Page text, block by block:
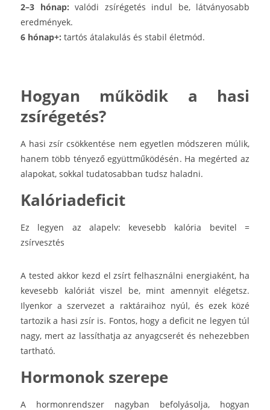
2–3 hónap: valódi zsírégetés indul be, látványosabb
eredmények.
6 hónap+: tartós átalakulás és stabil életmód.
Hogyan működik a hasi
zsírégetés?
A hasi zsír csökkentése nem egyetlen módszeren múlik,
hanem több tényező együttműködésén. Ha megérted az
alapokat, sokkal tudatosabban tudsz haladni.
Kalóriadeficit
Ez legyen az alapelv: kevesebb kalória bevitel =
zsírvesztés
A tested akkor kezd el zsírt felhasználni energiaként, ha
kevesebb kalóriát viszel be, mint amennyit elégetsz.
Ilyenkor a szervezet a raktáraihoz nyúl, és ezek közé
tartozik a hasi zsír is. Fontos, hogy a deficit ne legyen túl
nagy, mert az lassíthatja az anyagcserét és nehezebben
tartható.
Hormonok szerepe
A hormonrendszer nagyban befolyásolja, hogyan